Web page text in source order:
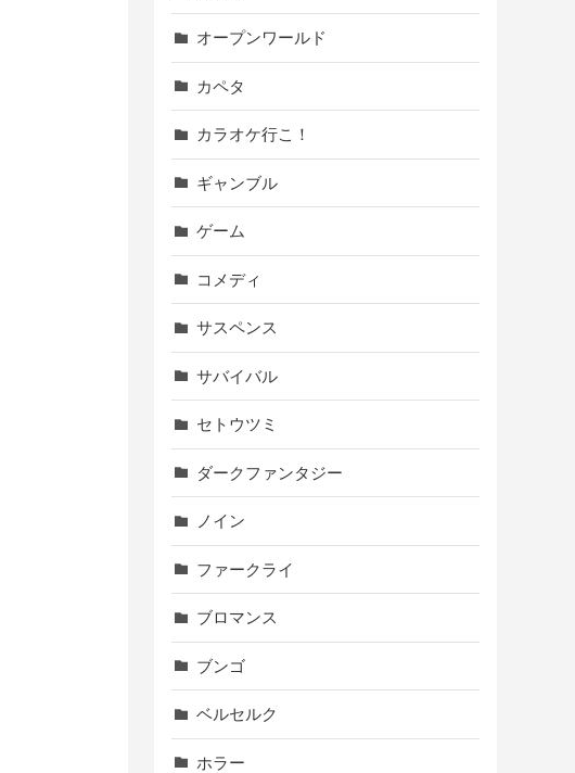
オープンワールド
カペタ
カラオケ行こ！
ギャンブル
ゲーム
コメディ
サスペンス
サバイバル
セトウツミ
ダークファンタジー
ノイン
ファークライ
ブロマンス
ブンゴ
ベルセルク
ホラー